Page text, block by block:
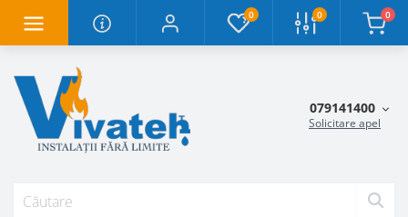
0 0 0
079141400
Solicitare apel